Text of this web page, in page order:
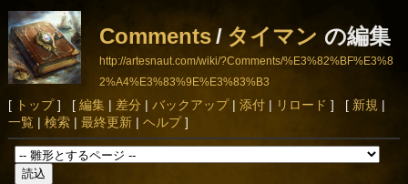
Comments/ タイマン の編集
http://artesnaut.com/wiki/?Comments/%E3%82%BF%E3%8
2%A4%E3%83%9E%E3%83%B3
[ トップ] [ 編集| 差分 | バックアップ| 添付| リロード ] [ 新規 |
一覧| 検索| 最終更新| ヘルプ]